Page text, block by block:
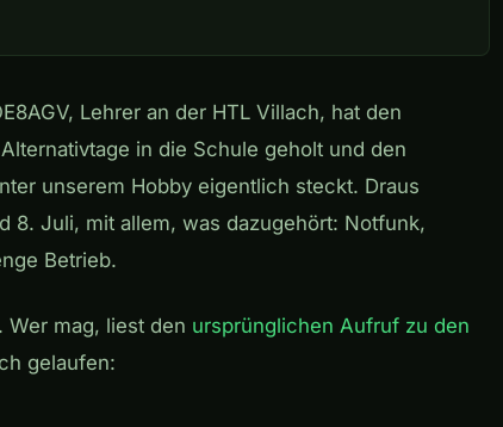
Lehrer an der HTL Villach, hat den
in die Schule geholt und den
unserem Hobby eigentlich steckt. Draus
8. Juli, mit allem, was dazugehört: Notfunk,
Betrieb.
mag, liest den ursprünglichen Aufruf zu den
gelaufen: